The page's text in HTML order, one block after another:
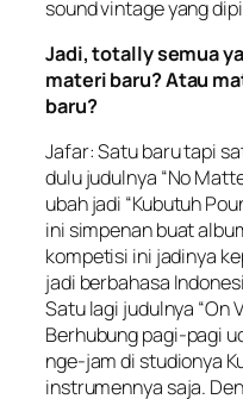
sound vintageyang
Jadi,totallysemua
materi baru? Atau
baru?
Jafar: Satu baru tapi
dulu judulnya “No
ubah jadi “Kubutuh
ini simpenan buat
kompetisi ini jadinya
jadi berbahasa
Satu lagi judulnya “On
Berhubung pagi-pagi
nge-jam di studionya
instrumennya saja.